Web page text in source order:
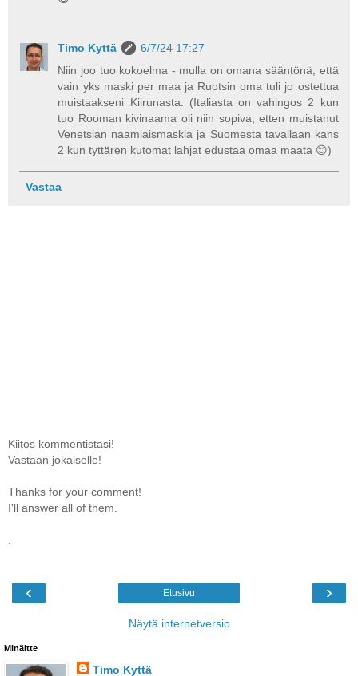
Timo Kyttä
6/7/24 17:27
Niin joo tuo kokoelma - mulla on omana sääntönä, että
vain yks maski per maa ja Ruotsin oma tuli jo ostettua
muistaakseni Kiirunasta. (Italiasta on vahingos 2 kun
tuo Rooman kivinaama oli niin sopiva, etten muistanut
Venetsian naamiaismaskia ja Suomesta tavallaan kans
2 kun tyttären kutomat lahjat edustaa omaa maata 😊)
Vastaa
Kiitos kommentistasi!
Vastaan jokaiselle!
Thanks for your comment!
I'll answer all of them.
‹ ›
Etusivu
Näytä internetversio
Minäitte
Timo Kyttä